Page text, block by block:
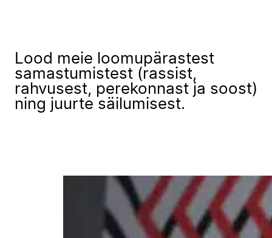
Lood meie loomupärastest
samastumistest (rassist,
rahvusest, perekonnast ja soost)
ning juurte säilumisest.